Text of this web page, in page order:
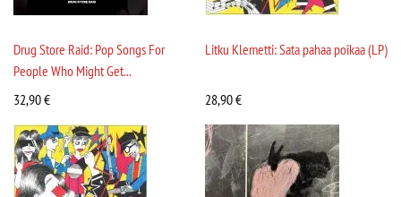
Drug Store Raid: Pop Songs For
People Who Might Get...
32,90€
Litku Klemetti: Sata pahaa poikaa (LP)
28,90€